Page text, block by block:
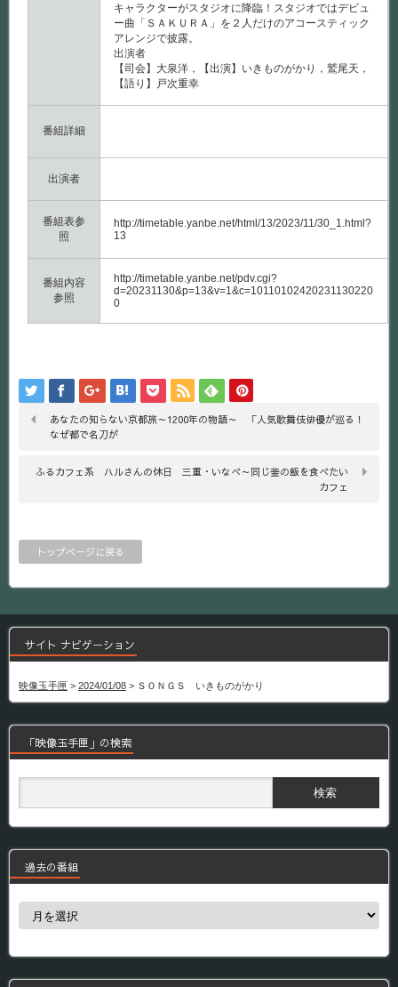
キャラクターがスタジオに降臨！スタジオではデビュ
ー曲「ＳＡＫＵＲＡ」を２人だけのアコースティック
アレンジで披露。
出演者
【司会】大泉洋，【出演】いきものがかり，鷲尾天，
【語り】戸次重幸
番組詳細
出演者
番組表参
照
http://timetable.yanbe.net/html/13/2023/11/30_1.html?
13
番組内容
参照
http://timetable.yanbe.net/pdv.cgi?
d=20231130&p=13&v=1&c=10110102420231130220
0
あなたの知らない京都旅～1200年の物語～ 「人気歌舞伎俳優が巡る！
なぜ都で名刀が
ふるカフェ系 ハルさんの休日 三重・いなべ～同じ釜の飯を食べたい
カフェ
トップページに戻る
サイト ナビゲーション
映像玉手匣 > 2024/01/08 > ＳＯＮＧＳ いきものがかり
「映像玉手匣」の検索
過去の番組
過
組